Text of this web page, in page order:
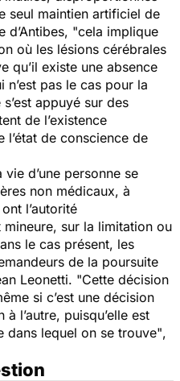
seul maintien artificiel de
d’Antibes, "cela implique
où les lésions cérébrales
qu’il existe une absence
n’est pas le cas pour la
appuyé sur des
de l’existence
l’état de conscience de
d’une personne se
non médicaux, à
l’autorité
mineure, sur la limitation ou
le cas présent, les
de la poursuite
Leonetti. "Cette décision
si c’est une décision
l’autre, puisqu’elle est
dans lequel on se trouve",